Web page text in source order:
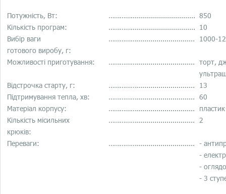
Потужність, Вт: …………................................ 850
Кількість програм:
…………................................ 10
Вибір ваги
готового виробу, г:
……………............................. 1000-
Можливості приготування: ……………............................. торт,
Відстрочка старту, г:
…………….............................
13
Підтримування тепла, хв:
……………............................. 60
Матеріал корпусу:
…………….............................
пластик
Кількість місильних
крюків:
……………............................. 2
Переваги: ……………............................. -
-
-
- 3